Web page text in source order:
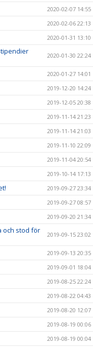
2020-02-07 14:55
2020-02-06 22:13
2020-01-31 13:10
2020-01-30 22:24
2020-01-27 14:01
2019-12-20 14:24
2019-12-05 20:38
2019-11-14 21:23
2019-11-14 21:03
2019-11-10 22:09
2019-11-04 20:54
2019-10-14 17:13
2019-09-27 23:34
2019-09-27 08:57
2019-09-20 21:34
och stod för
2019-09-15 23:02
2019-09-13 20:35
2019-09-01 18:04
2019-08-25 22:24
2019-08-22 04:43
2019-08-20 12:07
2019-08-19 00:06
2019-08-19 00:04